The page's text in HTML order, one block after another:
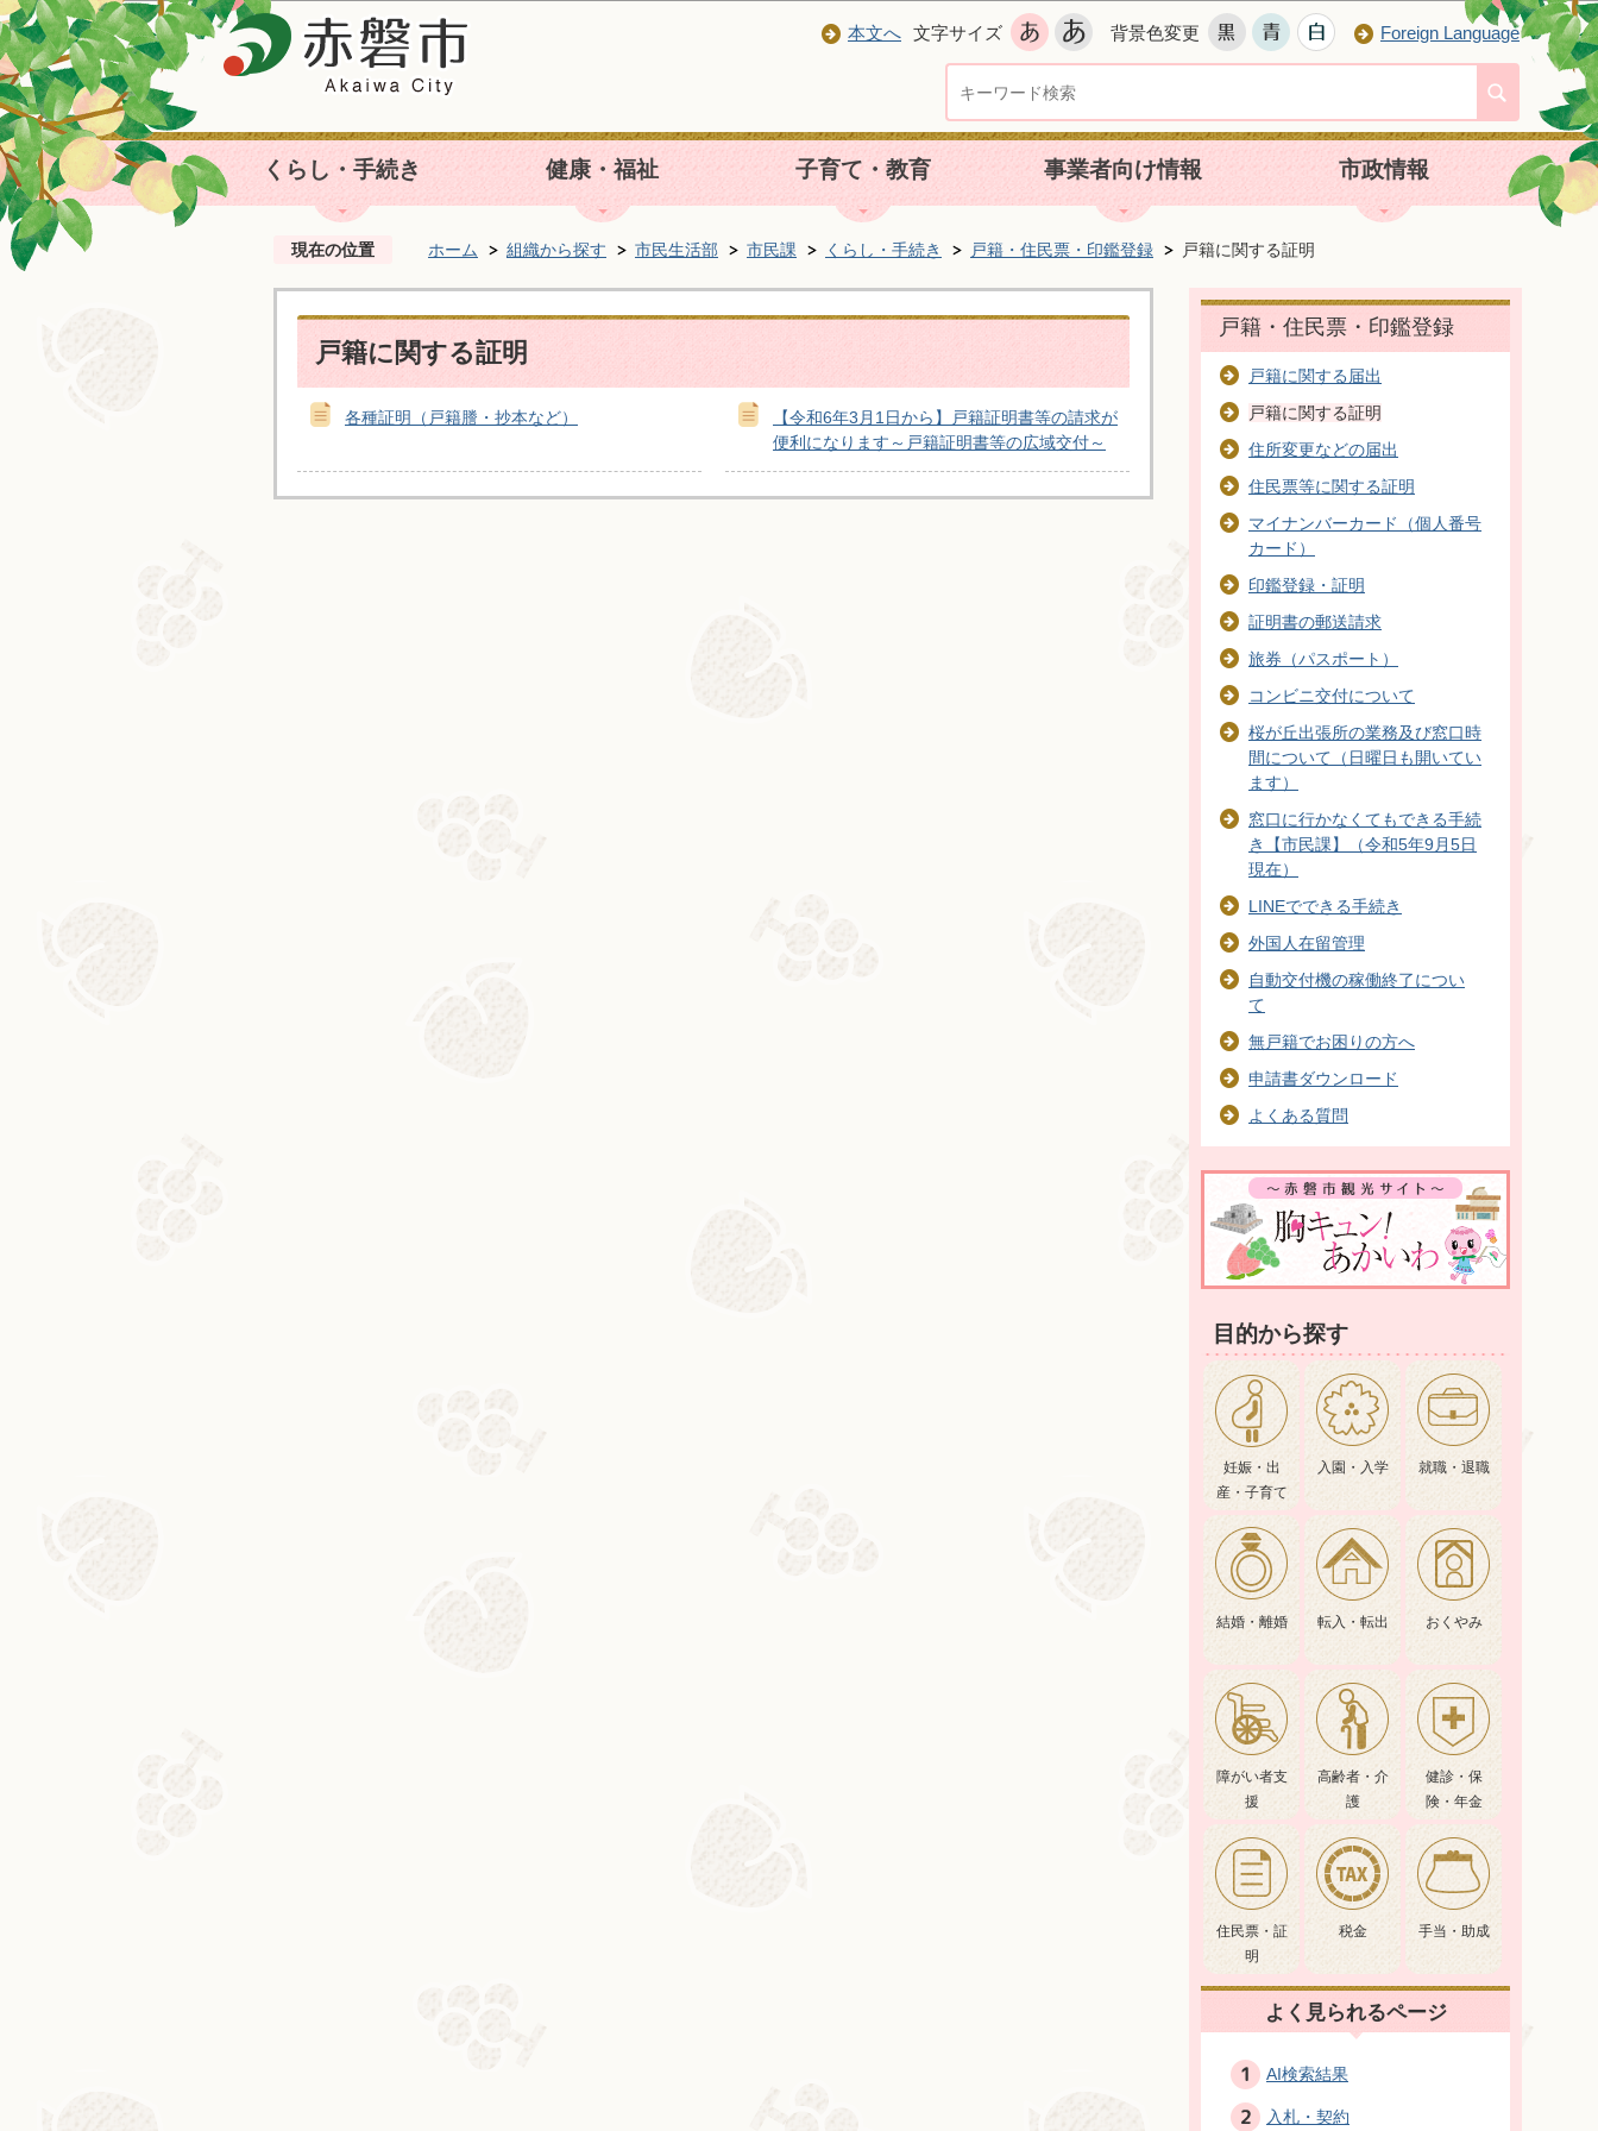
本文へ 文字サイズ 背景色変更 Foreign Language
くらし・手続き 健康・福祉 子育て・教育 事業者向け情報 市政情報
現在の位置 ホーム 組織から探す 市民生活部 市民課 くらし・手続き 戸籍・住民票・印鑑登録 戸籍に関する証明
戸籍に関する証明
各種証明（戸籍謄・抄本など）
【令和6年3月1日から】戸籍証明書等の請求が
便利になります～戸籍証明書等の広域交付～
戸籍・住民票・印鑑登録
戸籍に関する届出
戸籍に関する証明
住所変更などの届出
住民票等に関する証明
マイナンバーカード（個人番号
カード）
印鑑登録・証明
証明書の郵送請求
旅券（パスポート）
コンビニ交付について
桜が丘出張所の業務及び窓口時
間について（日曜日も開いてい
ます）
窓口に行かなくてもできる手続
き【市民課】（令和5年9月5日
現在）
LINEでできる手続き
外国人在留管理
自動交付機の稼働終了につい
て
無戸籍でお困りの方へ
申請書ダウンロード
よくある質問
目的から探す
妊娠・出
産・子育て
入園・入学 就職・退職
結婚・離婚 転入・転出 おくやみ
障がい者支
援
高齢者・介
護
健診・保
険・年金
住民票・証
明
税金 手当・助成
よく見られるページ
AI検索結果
入札・契約